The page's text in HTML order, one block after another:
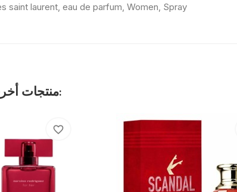
saint laurent, eau de parfum, Women, Spray
16 منتجات أخرى في نفس الفئة:
favorite_border